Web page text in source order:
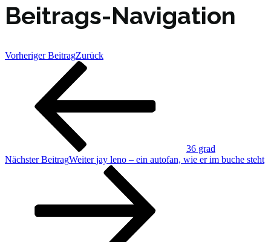
Beitrags-Navigation
Vorheriger BeitragZurück
36 grad
Nächster BeitragWeiter jay leno – ein autofan, wie er im buche steht